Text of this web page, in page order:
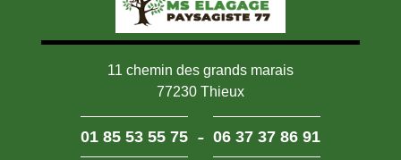
11 chemin des grands marais
77230 Thieux
01 85 53 55 75 - 06 37 37 86 91